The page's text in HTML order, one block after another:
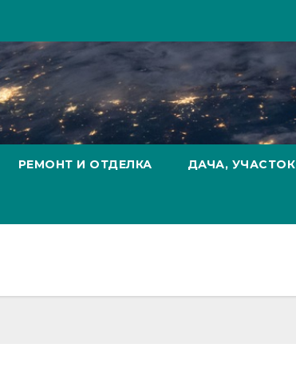
РЕМОНТ И ОТДЕЛКА ДАЧА, УЧАСТОК